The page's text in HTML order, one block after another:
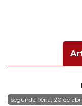
segunda-feira, 20 de